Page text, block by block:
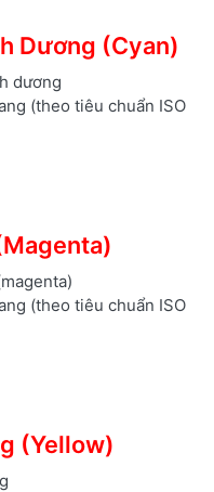
Dương (Cyan)
dương
(theo tiêu chuẩn ISO
(theo tiêu chuẩn ISO
(Yellow)